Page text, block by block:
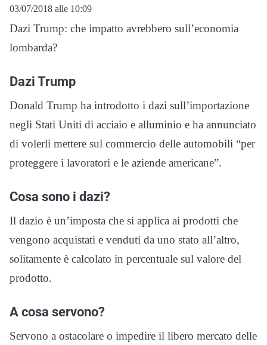
03/07/2018 alle 10:09
Dazi Trump: che impatto avrebbero sull’economia
lombarda?
Dazi Trump
Donald Trump ha introdotto i dazi sull’importazione
negli Stati Uniti di acciaio e alluminio e ha annunciato
di volerli mettere sul commercio delle automobili “per
proteggere i lavoratori e le aziende americane”.
Cosa sono i dazi?
Il dazio è un’imposta che si applica ai prodotti che
vengono acquistati e venduti da uno stato all’altro,
solitamente è calcolato in percentuale sul valore del
prodotto.
A cosa servono?
Servono a ostacolare o impedire il libero mercato delle